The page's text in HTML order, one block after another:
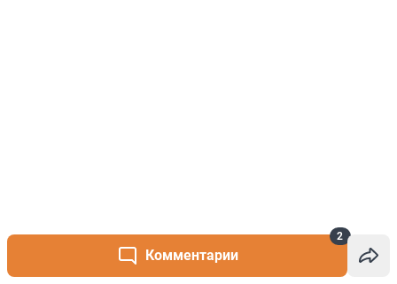
Комментарии
2